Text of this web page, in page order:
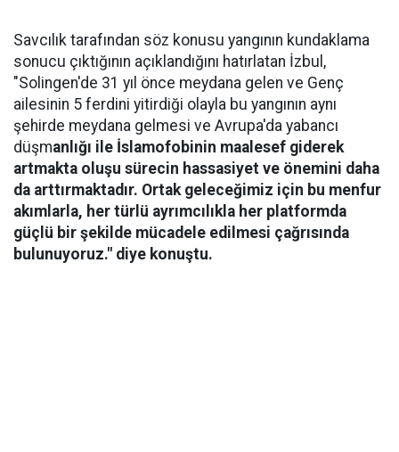
Savcılık tarafından söz konusu yangının kundaklama
sonucu çıktığının açıklandığını hatırlatan İzbul,
"Solingen'de 31 yıl önce meydana gelen ve Genç
ailesinin 5 ferdini yitirdiği olayla bu yangının aynı
şehirde meydana gelmesi ve Avrupa'da yabancı
düşmanlığı ile İslamofobinin maalesef giderek
artmakta oluşu sürecin hassasiyet ve önemini daha
da arttırmaktadır. Ortak geleceğimiz için bu menfur
akımlarla, her türlü ayrımcılıkla her platformda
güçlü bir şekilde mücadele edilmesi çağrısında
bulunuyoruz." diye konuştu.